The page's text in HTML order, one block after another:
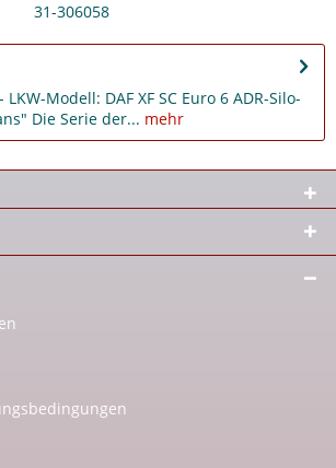
31-306058
Modell: DAF XF SC Euro 6 ADR-Silo-
Die Serie der... mehr